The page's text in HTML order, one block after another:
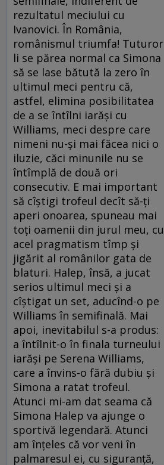
rezultatul meciului cu
Ivanovici. În România,
românismul triumfa! Tuturor
li se părea normal ca Simona
să se lase bătută la zero în
ultimul meci pentru că,
astfel, elimina posibilitatea
de a se întîlni iarăşi cu
Williams, meci despre care
nimeni nu-şi mai făcea nici o
iluzie, căci minunile nu se
întîmplă de două ori
consecutiv. E mai important
să cîştigi trofeul decît să-ţi
aperi onoarea, spuneau mai
toţi oamenii din jurul meu, cu
acel pragmatism tîmp şi
jigărit al românilor gata de
blaturi. Halep, însă, a jucat
serios ultimul meci şi a
cîştigat un set, aducînd-o pe
Williams în semifinală. Mai
apoi, inevitabilul s-a produs:
a întîlnit-o în finala turneului
iarăşi pe Serena Williams,
care a învins-o fără dubiu şi
Simona a ratat trofeul.
Atunci mi-am dat seama că
Simona Halep va ajunge o
sportivă legendară. Atunci
am înţeles că vor veni în
palmaresul ei, cu siguranţă,